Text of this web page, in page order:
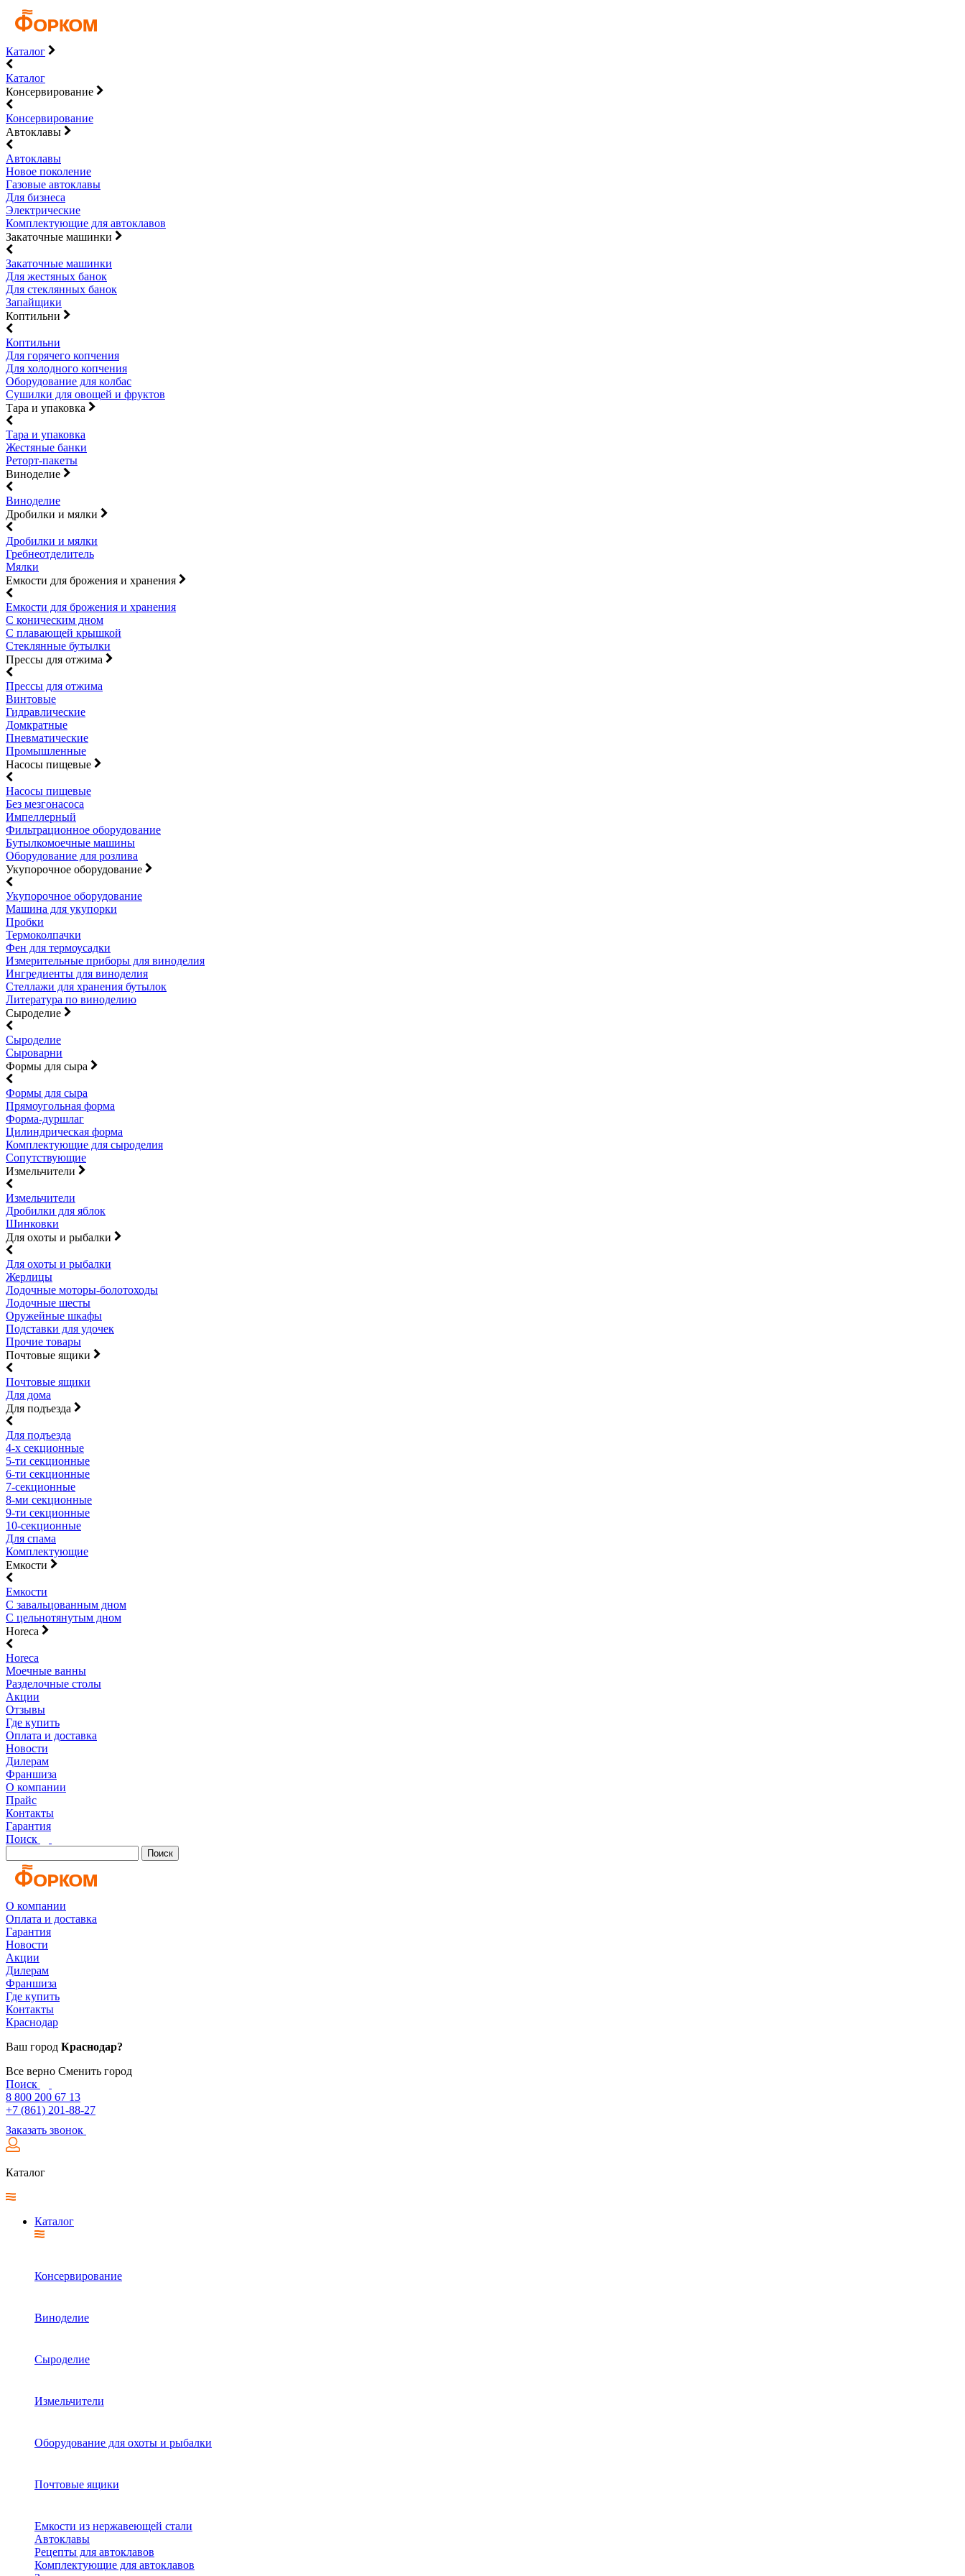
Каталог
Каталог
Консервирование
Консервирование
Автоклавы
Автоклавы
Новое поколение
Газовые автоклавы
Для бизнеса
Электрические
Комплектующие для автоклавов
Закаточные машинки
Закаточные машинки
Для жестяных банок
Для стеклянных банок
Запайщики
Коптильни
Коптильни
Для горячего копчения
Для холодного копчения
Оборудование для колбас
Сушилки для овощей и фруктов
Тара и упаковка
Тара и упаковка
Жестяные банки
Реторт-пакеты
Виноделие
Виноделие
Дробилки и мялки
Дробилки и мялки
Гребнеотделитель
Мялки
Емкости для брожения и хранения
Емкости для брожения и хранения
С коническим дном
С плавающей крышкой
Стеклянные бутылки
Прессы для отжима
Прессы для отжима
Винтовые
Гидравлические
Домкратные
Пневматические
Промышленные
Насосы пищевые
Насосы пищевые
Без мезгонасоса
Импеллерный
Фильтрационное оборудование
Бутылкомоечные машины
Оборудование для розлива
Укупорочное оборудование
Укупорочное оборудование
Машина для укупорки
Пробки
Термоколпачки
Фен для термоусадки
Измерительные приборы для виноделия
Ингредиенты для виноделия
Стеллажи для хранения бутылок
Литература по виноделию
Сыроделие
Сыроделие
Сыроварни
Формы для сыра
Формы для сыра
Прямоугольная форма
Форма-дуршлаг
Цилиндрическая форма
Комплектующие для сыроделия
Сопутствующие
Измельчители
Измельчители
Дробилки для яблок
Шинковки
Для охоты и рыбалки
Для охоты и рыбалки
Жерлицы
Лодочные моторы-болотоходы
Лодочные шесты
Оружейные шкафы
Подставки для удочек
Прочие товары
Почтовые ящики
Почтовые ящики
Для дома
Для подъезда
Для подъезда
4-х секционные
5-ти секционные
6-ти секционные
7-секционные
8-ми секционные
9-ти секционные
10-секционные
Для спама
Комплектующие
Емкости
Емкости
С завальцованным дном
С цельнотянутым дном
Horeca
Horeca
Моечные ванны
Разделочные столы
Акции
Отзывы
Где купить
Оплата и доставка
Новости
Дилерам
Франшиза
О компании
Прайс
Контакты
Гарантия
Поиск
Поиск
О компании
Оплата и доставка
Гарантия
Новости
Акции
Дилерам
Франшиза
Где купить
Контакты
Краснодар
Ваш город Краснодар?
Все верно Сменить город
Поиск
8 800 200 67 13
+7 (861) 201-88-27
Заказать звонок
Каталог
Каталог
Консервирование
Виноделие
Сыроделие
Измельчители
Оборудование для охоты и рыбалки
Почтовые ящики
Емкости из нержавеющей стали
Автоклавы
Рецепты для автоклавов
Комплектующие для автоклавов